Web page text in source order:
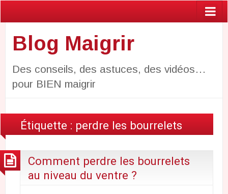
Blog Maigrir
Des conseils, des astuces, des vidéos…
pour BIEN maigrir
Étiquette : perdre les bourrelets
Comment perdre les bourrelets
au niveau du ventre ?